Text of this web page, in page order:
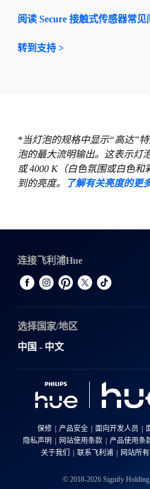
阅读 Secure 接触式传感器常见
转到支持 >
*当灯泡的规格中显示“高达”
泡的最大流明输出。这表示灯
或 4000 K（白色氛围或白色
到的亮度。
了解有关亮度的更
连接飞利浦Hue
选择国家/地区
中国 - 中文
保修 产品安全 面向开发人员
隐私声明
网站使用条款 产品使用条
关于我们
联系飞利浦 网站所
© 2018-2026 Signify